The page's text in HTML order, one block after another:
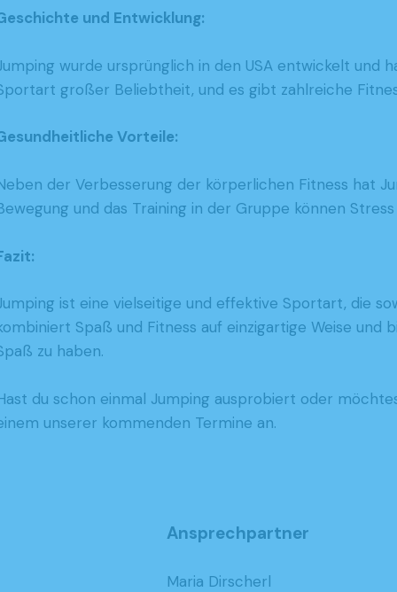
und Entwicklung:
wurde ursprünglich in den USA entwickelt
großer Beliebtheit, und es gibt zahlreiche
Vorteile:
der Verbesserung der körperlichen Fitness hat
und das Training in der Gruppe können
ist eine vielseitige und effektive Sportart, die
Spaß und Fitness auf einzigartige Weise
zu haben.
du schon einmal Jumping ausprobiert oder
unserer kommenden Termine an.
Ansprechpartner
Maria Dirscherl